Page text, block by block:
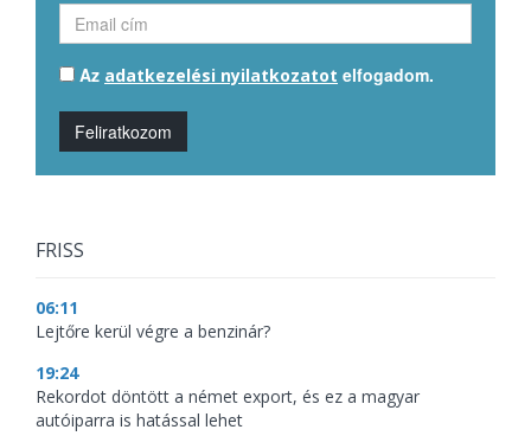
Az adatkezelési nyilatkozatot elfogadom.
Feliratkozom
FRISS
06:11
Lejtőre kerül végre a benzinár?
19:24
Rekordot döntött a német export, és ez a magyar
autóiparra is hatással lehet